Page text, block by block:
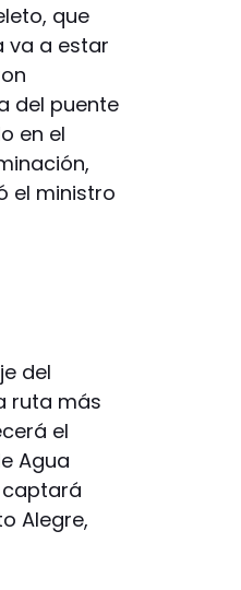
que
va a estar
del puente
en el
el ministro
del
ruta más
el
Agua
captará
Alegre,